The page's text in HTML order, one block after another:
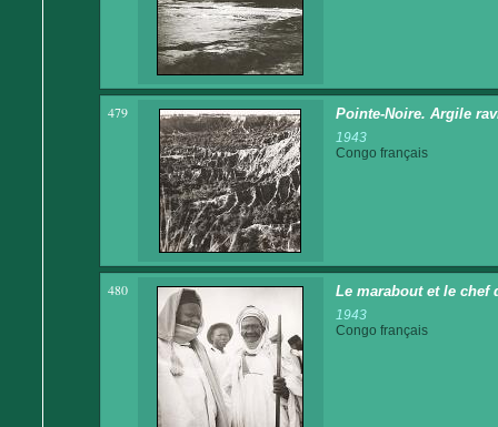
479 Pointe-Noire. Argile
1943
Congo français
480 Le marabout et le chef
1943
Congo français